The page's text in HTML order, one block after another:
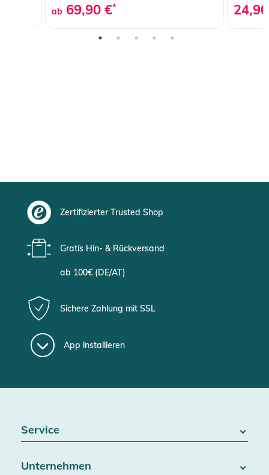
ab 69,90 €*
Zertifizierter Trusted Shop
Gratis Hin- & Rückversand
ab 100€ (DE/AT)
Sichere Zahlung mit SSL
App installieren
Service
Batteriegesetz
Unternehmen